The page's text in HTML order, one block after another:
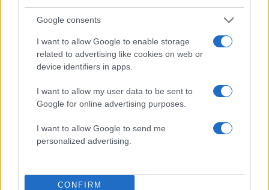
Google consents
I want to allow Google to enable storage
related to advertising like cookies on web or
device identifiers in apps.
I want to allow my user data to be sent to
Google for online advertising purposes.
I want to allow Google to send me
personalized advertising.
CONFIRM
Υποβολή σχολίου
Όροι Χρήσης. Το site προστατεύεται από reCAPTCHA, ισχύουν
Πολιτική Απορρήτου&Όροι Χρήσηςτης Google.
Ελλάδα
ΑΙΓΙΟ
ΔΟΛΟΦΟΝΙΑ
Ακολουθήστε το Νewsit.gr στο